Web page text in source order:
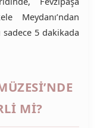
Meydanı’ndan
5 dakikada
MI?